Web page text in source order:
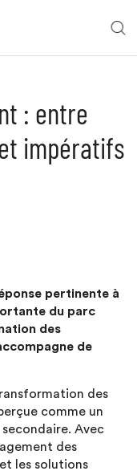
: entre
impératifs
pertinente à
du parc
des
de
des
comme un
secondaire. Avec
des
les solutions